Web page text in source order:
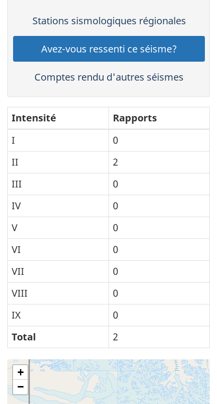
Stations sismologiques régionales
Avez-vous ressenti ce séisme?
Comptes rendu d'autres séismes
Intensité
Rapports
I
0
II
2
III
0
IV
0
V
0
VI
0
VII
0
VIII
0
IX
0
Total
2
+
−